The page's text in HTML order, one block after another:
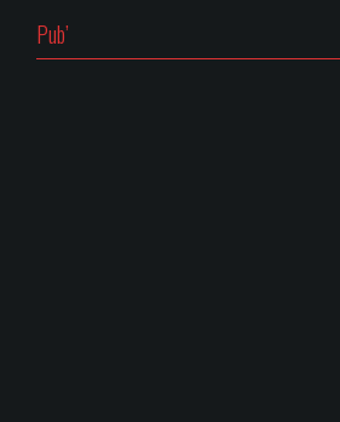
Pub’